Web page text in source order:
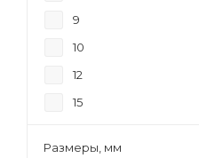
9
10
12
15
Размеры, мм